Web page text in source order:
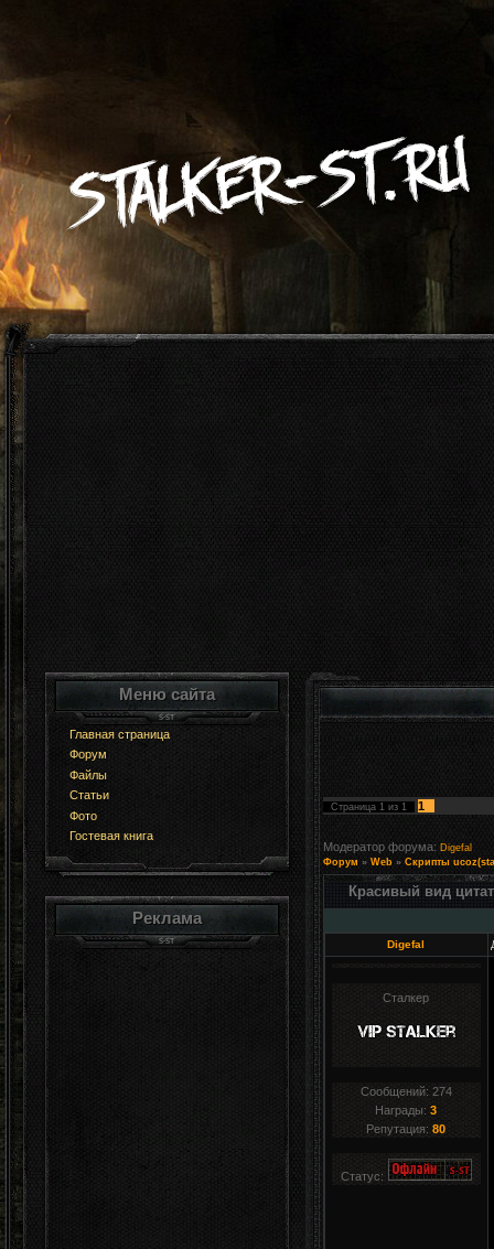
Меню сайта
Главная страница
Форум
Файлы
Статьи
Фото
Гостевая книга
Реклама
Страница 1 из 1 1
Модератор форума: Digefal
Форум » Web » Скрипты
Красивый вид
Digefal
Сталкер
Сообщений: 274
Награды:3
Репутация:80
Статус: